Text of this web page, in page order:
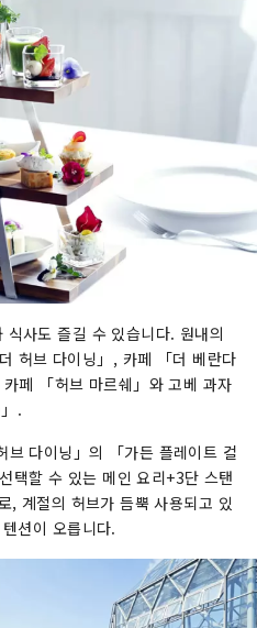
사도 즐길 수 있습니다. 원내의
허브 다이닝」, 카페 「더 베란다
페 「허브 마르쉐」와 고베 과자
.
브 다이닝」의 「가든 플레이트 컬
택할 수 있는 메인 요리+3단 스탠
, 계절의 허브가 듬뿍 사용되고 있
션이 오릅니다.